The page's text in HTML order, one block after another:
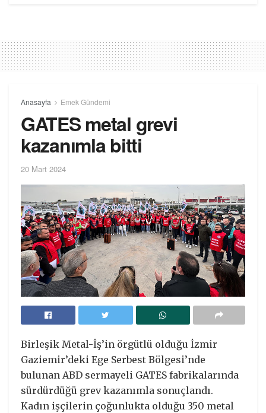
Anasayfa Emek Gündemi
GATES metal grevi
kazanımla bitti
20 Mart 2024
Birleşik Metal-İş’in örgütlü olduğu İzmir
Gaziemir’deki Ege Serbest Bölgesi’nde
bulunan ABD sermayeli GATES fabrikalarında
sürdürdüğü grev kazanımla sonuçlandı.
Kadın işçilerin çoğunlukta olduğu 350 metal